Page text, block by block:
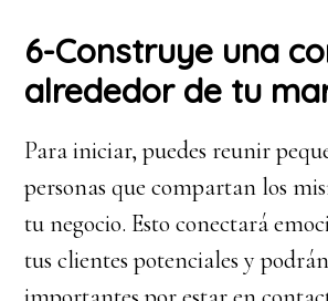
6-Construye una
alrededor de tu
Para iniciar, puedes reunir
personas que compartan los
tu negocio. Esto conectará
tus clientes potenciales y